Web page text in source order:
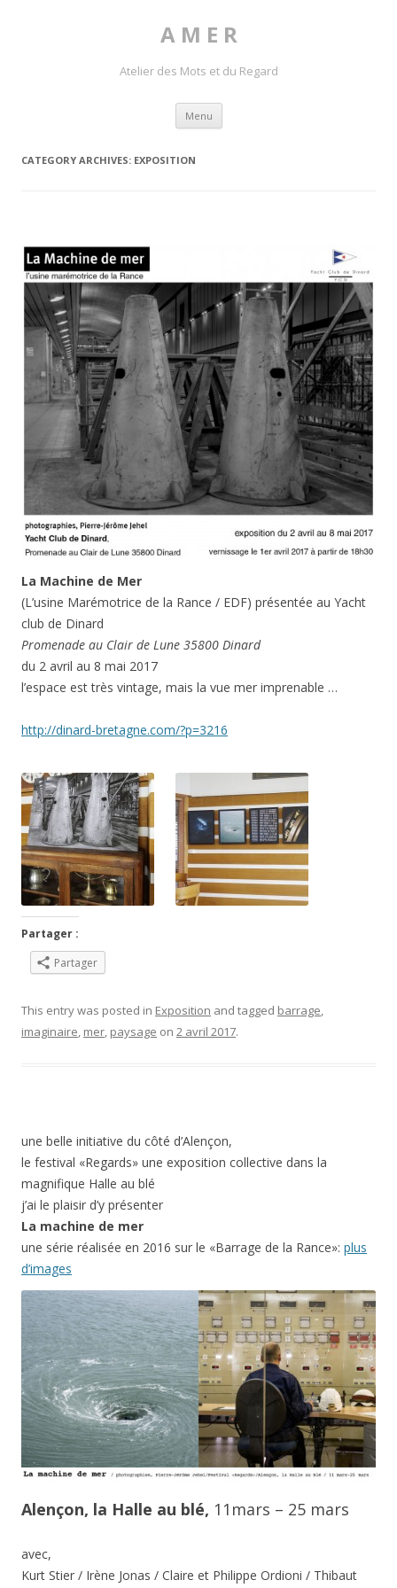
A M E R
Atelier des Mots et du Regard
Menu Skip to content
CATEGORY ARCHIVES: EXPOSITION
La Machine de Mer
(L’usine Marémotrice de la Rance / EDF) présentée au Yacht
club de Dinard
Promenade au Clair de Lune 35800 Dinard
du 2 avril au 8 mai 2017
l’espace est très vintage, mais la vue mer imprenable …
http://dinard-bretagne.com/?p=3216
Partager :
Partager
This entry was posted in Exposition and tagged barrage,
imaginaire, mer, paysage on 2 avril 2017.
une belle initiative du côté d’Alençon,
le festival «Regards» une exposition collective dans la
magnifique Halle au blé
j’ai le plaisir d’y présenter
La machine de mer
une série réalisée en 2016 sur le «Barrage de la Rance»: plus
d’images
Alençon, la Halle au blé, 11mars – 25 mars
avec,
Kurt Stier / Irène Jonas / Claire et Philippe Ordioni / Thibaut